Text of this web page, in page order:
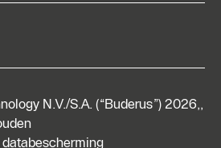
N.V./S.A. (“Buderus”) 2026,,